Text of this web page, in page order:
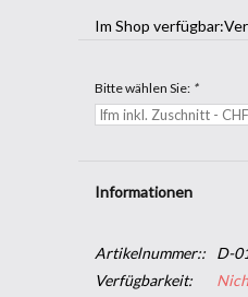
Im Shop verfügbar:
Bitte wählen Sie: *
Informationen
Artikelnummer::
D-
Verfügbarkeit: